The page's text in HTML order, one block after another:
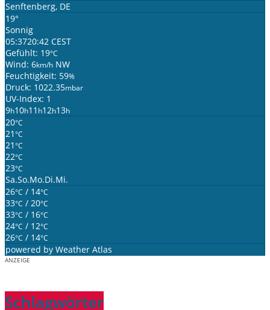
Senftenberg, DE
19°
Sonnig
05:3720:42 CEST
Gefühlt: 19°C
Wind: 6km/h NW
Feuchtigkeit: 59%
Druck: 1022.35mbar
UV-Index: 1
9h10h11 h12h13h
20°C
21 °C
21 °C
22°C
23°C
Sa.So.Mo.Di.Mi.
26°C / 14°C
33°C / 20°C
33°C / 16°C
24°C / 12°C
26°C / 14°C
powered by Weather Atlas
ANZEIGE
Schlagwörter